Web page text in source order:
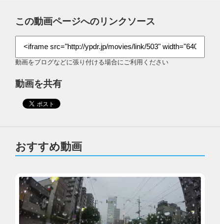
この動画ページへのリンクソース
動画をブログなどに張り付ける場合にご利用ください
動画を共有
おすすめ動画